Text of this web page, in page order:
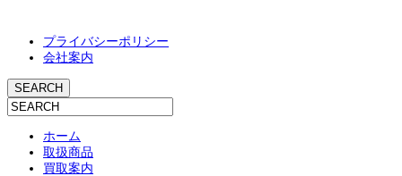
プライバシーポリシー
会社案内
ホーム
取扱商品
買取案内